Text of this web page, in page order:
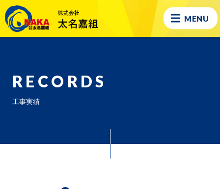
MENU
RECORDS
工事実績